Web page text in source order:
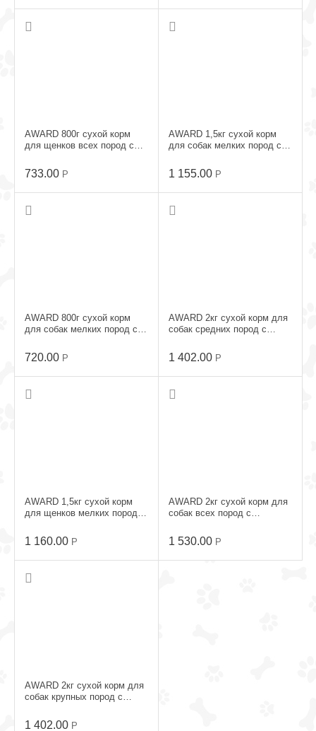
AWARD 800г сухой корм
для щенков всех пород с
733.00 Р
AWARD 1,5кг сухой корм
для собак мелких пород с
1 155.00 Р
AWARD 800г сухой корм
для собак мелких пород с
720.00 Р
AWARD 2кг сухой корм для
собак средних пород с
1 402.00 Р
AWARD 1,5кг сухой корм
для щенков мелких пород с
1 160.00 Р
AWARD 2кг сухой корм для
собак всех пород с
1 530.00 Р
AWARD 2кг сухой корм для
собак крупных пород с
1 402.00 Р